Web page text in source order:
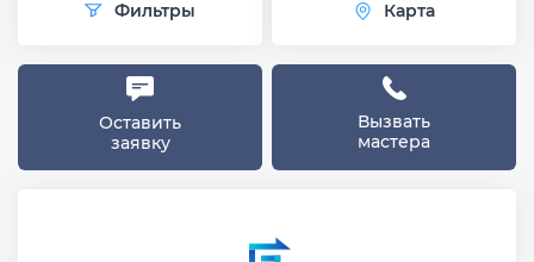
Фильтры Карта
Оставить
заявку
Вызвать
мастера